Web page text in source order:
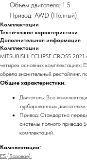
Объем двигателя: 1.5
Привод: AWD (Полный)
Комплектации
Технические характеристики
Дополнительная информация
Комплектации
MITSUBISHI ECLIPSE CROSS
четырех основных комплектациях:
обрела значительный рестайлинг,
Общие характеристики:
Двигатель: Все
турбированным
Привод: Стандартно
системы полного привода
комплектаций.
Комплектации:
ES (Базовая):